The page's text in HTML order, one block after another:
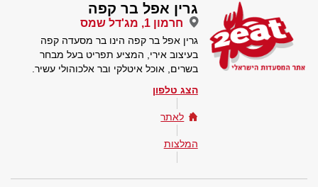
גרין אפל בר קפה
חרמון 1, מג'דל שמס
גרין אפל בר קפה הינו בר מסעדה קפה
בעיצוב אירי, המציע תפריט בעל מבחר
בשרים, אוכל איטלקי ובר אלכוהולי עשיר.
הצג טלפון
לאתר
המלצות